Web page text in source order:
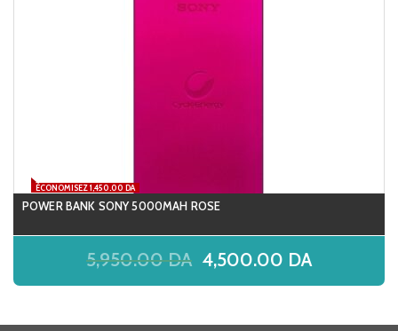
ÉCONOMISEZ 1,450.00 DA
POWER BANK SONY 5000MAH ROSE
5,950.00DA 4,500.00 DA